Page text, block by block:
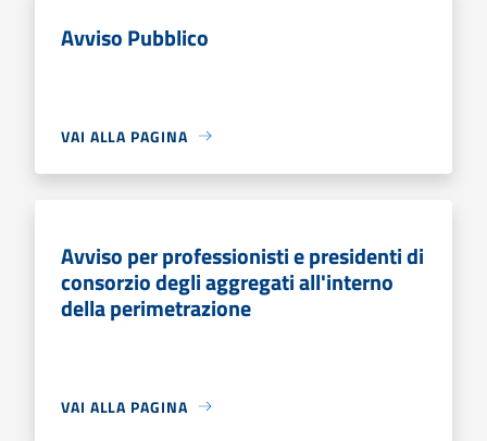
Avviso Pubblico
VAI ALLA PAGINA
Avviso per professionisti e presidenti di
consorzio degli aggregati all'interno
della perimetrazione
VAI ALLA PAGINA